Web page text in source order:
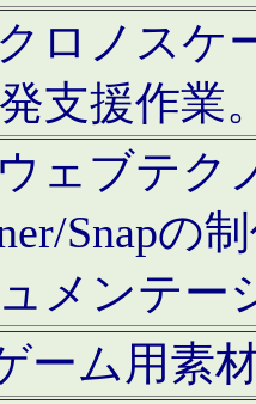
ロノスケ
支援作業
ェブテク
Snapの
メンテー
ーム用素